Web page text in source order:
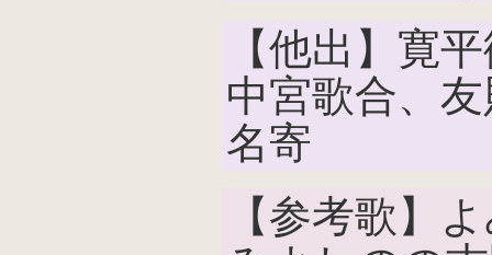
【他出】寛
中宮歌合、
名寄
【参考歌】